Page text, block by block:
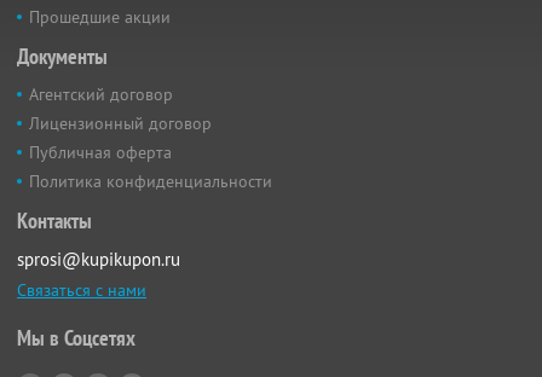
Прошедшие акции
Документы
Агентский договор
Лицензионный договор
Публичная оферта
Политика конфиденциальности
Контакты
sprosi@kupikupon.ru
Связаться с нами
Мы в Соцсетях